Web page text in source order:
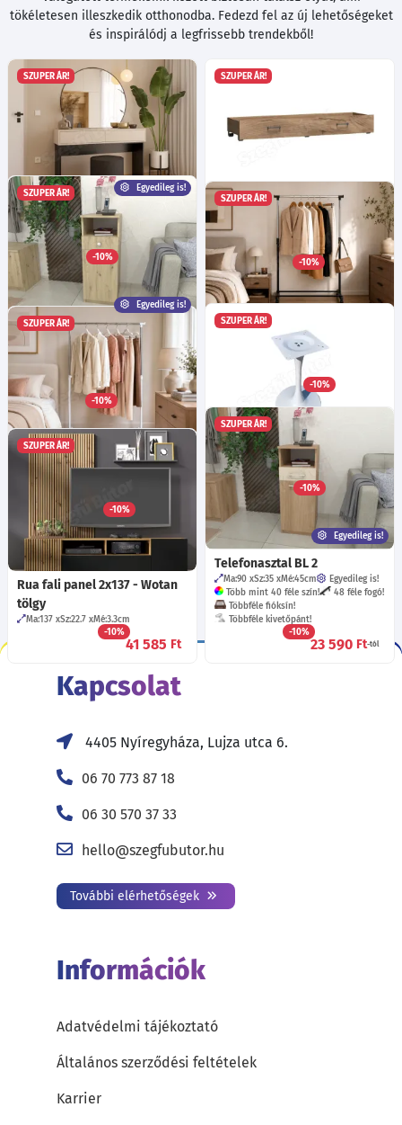
tökéletesen illeszkedik otthonodba. Fedezd fel az új lehetőségeket
és inspirálódj a legfrissebb trendekből!
SZUPER ÁR!
Egyedileg is!
Neo sminkasztal
Ma:83 Sz:135 Mé:37cm
Egyedileg is!
Több mint 40 féle szín!
-10%
51 490Ft -tól
SZUPER ÁR!
Tinaca 6 ágyneműtartó fiók -
Kraft arany
Ma:19.5 Sz:150 Mé:48 cm
-10%
48 695
SZUPER ÁR!
Egyedileg is!
Telefonasztal BL
Ma:90 Sz:35 Mé:45 cm
Egyedileg is!
Több mint 40 féle szín!
48 féle fogó!
Többféle fióksín!
Többféle kivetőpánt!
-10%
23 590Ft -tól
SZUPER ÁR!
Fill 1212 ruhatartó állvány -
-10%
6 215
SZUPER ÁR!
Solo asztal láb - Fehér
Ma:71 Sz:49 Mé:49cm
-10%
28 085 Ft
SZUPER ÁR!
Fill 1201 ruhatartó állvány -
Fehér
-10%
6 485
SZUPER ÁR!
Egyedileg is!
Telefonasztal BL 2
Ma:90 Sz:35 Mé:45cm
Egyedileg is!
Több mint 40 féle szín!
48 féle fogó!
Többféle fióksín!
Többféle kivetőpánt!
-10%
23 590 Ft-tól
SZUPER ÁR!
Rua fali panel 2x137 - Wotan
tölgy
Ma:137 Sz:22.7 Mé:3.3cm
-10%
41 585 Ft
Kapcsolat
4405 Nyíregyháza, Lujza utca 6.
06 70 773 87 18
06 30 570 37 33
hello@szegfubutor.hu
További elérhetőségek
Információk
Adatvédelmi tájékoztató
Általános szerződési feltételek
Karrier